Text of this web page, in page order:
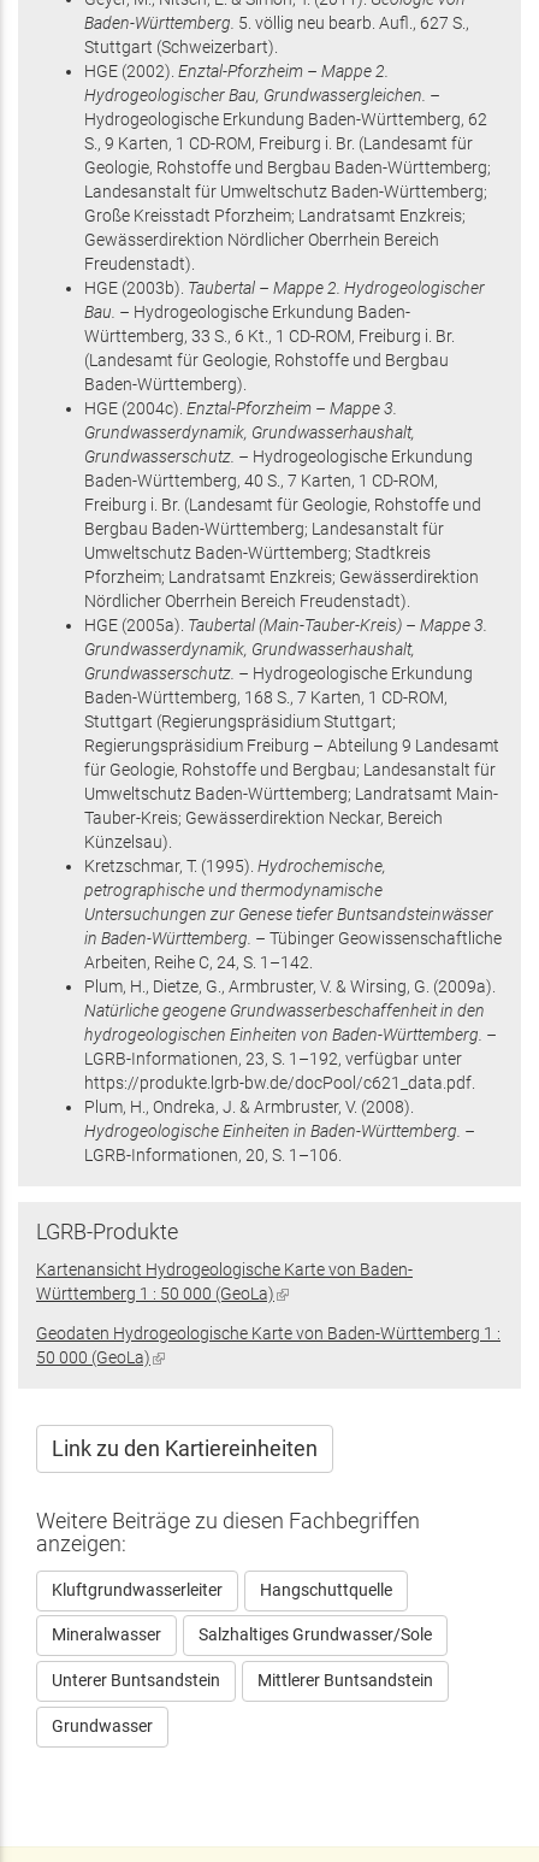
Baden-Württemberg. 5. völlig neu bearb. Aufl., 627 S.,
Stuttgart (Schweizerbart).
HGE (2002). Enztal-Pforzheim – Mappe 2.
Hydrogeologischer Bau, Grundwassergleichen. –
Hydrogeologische Erkundung Baden-Württemberg, 62
S., 9 Karten, 1 CD-ROM, Freiburg i. Br. (Landesamt für
Geologie, Rohstoffe und Bergbau Baden-Württemberg;
Landesanstalt für Umweltschutz Baden-Württemberg;
Große Kreisstadt Pforzheim; Landratsamt Enzkreis;
Gewässerdirektion Nördlicher Oberrhein Bereich
Freudenstadt).
HGE (2003b). Taubertal – Mappe 2. Hydrogeologischer
Bau. – Hydrogeologische Erkundung Baden-
Württemberg, 33 S., 6 Kt., 1 CD-ROM, Freiburg i. Br.
(Landesamt für Geologie, Rohstoffe und Bergbau
Baden-Württemberg).
HGE (2004c). Enztal-Pforzheim – Mappe 3.
Grundwasserdynamik, Grundwasserhaushalt,
Grundwasserschutz. – Hydrogeologische Erkundung
Baden-Württemberg, 40 S., 7 Karten, 1 CD-ROM,
Freiburg i. Br. (Landesamt für Geologie, Rohstoffe und
Bergbau Baden-Württemberg; Landesanstalt für
Umweltschutz Baden-Württemberg; Stadtkreis
Pforzheim; Landratsamt Enzkreis; Gewässerdirektion
Nördlicher Oberrhein Bereich Freudenstadt).
HGE (2005a). Taubertal (Main-Tauber-Kreis) – Mappe 3.
Grundwasserdynamik, Grundwasserhaushalt,
Grundwasserschutz. – Hydrogeologische Erkundung
Baden-Württemberg, 168 S., 7 Karten, 1 CD-ROM,
Stuttgart (Regierungspräsidium Stuttgart;
Regierungspräsidium Freiburg – Abteilung 9 Landesamt
für Geologie, Rohstoffe und Bergbau; Landesanstalt für
Umweltschutz Baden-Württemberg; Landratsamt Main-
Tauber-Kreis; Gewässerdirektion Neckar, Bereich
Künzelsau).
Kretzschmar, T. (1995). Hydrochemische,
petrographische und thermodynamische
Untersuchungen zur Genese tiefer Buntsandsteinwässer
in Baden-Württemberg. – Tübinger Geowissenschaftliche
Arbeiten, Reihe C, 24, S. 1–142.
Plum, H., Dietze, G., Armbruster, V. & Wirsing, G. (2009a).
Natürliche geogene Grundwasserbeschaffenheit in den
hydrogeologischen Einheiten von Baden-Württemberg. –
LGRB-Informationen, 23, S. 1–192, verfügbar unter
https://produkte.lgrb-bw.de/docPool/c621_data.pdf.
Plum, H., Ondreka, J. & Armbruster, V. (2008).
Hydrogeologische Einheiten in Baden-Württemberg. –
LGRB-Informationen, 20, S. 1–106.
LGRB-Produkte
Kartenansicht Hydrogeologische Karte von Baden-
Württemberg 1 : 50 000 (GeoLa)(Link
extern)
Geodaten Hydrogeologische Karte von Baden-Württemberg 1 :
50 000 (GeoLa)(Link
Link zu den Kartiereinheiten
Weitere Beiträge zu diesen Fachbegriffen
anzeigen:
Kluftgrundwasserleiter Hangschuttquelle
Mineralwasser Salzhaltiges Grundwasser/Sole
Unterer Buntsandstein Mittlerer Buntsandstein
Grundwasser